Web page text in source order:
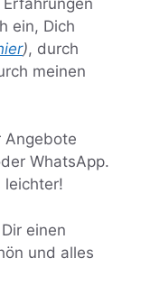
ein, Dich
), durch
meinen
Angebote
WhatsApp.
leichter!
einen
und alles